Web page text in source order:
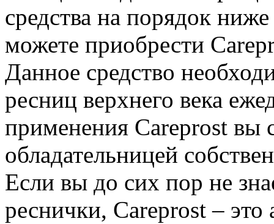
средства на порядок
можете приобрести
Данное средство
ресниц верхнего века
применения Careprost вы
обладательницей
Если вы до сих пор не
реснички, Careprost –